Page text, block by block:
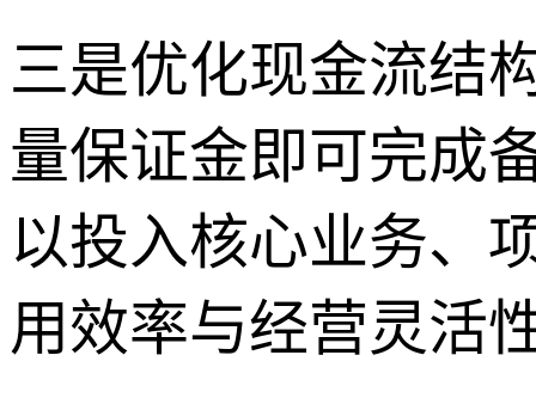
三是优化现金流结
量保证金即可完成
以投入核心业务、
用效率与经营灵活